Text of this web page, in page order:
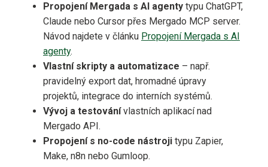
Propojení Mergada s AI agenty typu ChatGPT,
Claude nebo Cursor přes Mergado MCP server.
Návod najdete v článku Propojení Mergada s AI
agenty.
Vlastní skripty a automatizace – např.
pravidelný export dat, hromadné úpravy
projektů, integrace do interních systémů.
Vývoj a testovánívlastních aplikací nad
Mergado API.
Propojení s no-code nástroji typu Zapier,
Make, n8n nebo Gumloop.